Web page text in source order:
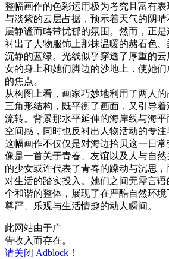
整幅画作的色彩运用极为考究且富有
与淡紫的云层占据，预示着天气的阴
层静谧而略带忧郁的氛围。然而，正
衬出了人物服饰上那抹温暖的赭石色
沉静的蓝绿。光线似乎穿透了厚重的
女的身上和她们脚边的沙地上，使她
的焦点。
从构图上看，画家巧妙地利用了两人
三角形结构，既平衡了画面，又引导
流转。背景那水平延伸的海岸线与海
空间感，同时也反衬出人物活动的专注
这幅画作不仅仅是对海边拾贝这一日
像是一首关于青春、友谊以及人与自
的少女或许代表了青春的躁动与沉思
对生活的踏实投入。她们之间无需言
个和谐的整体，展现了在严酷自然环
尊严、乐观与生活情趣的动人瞬间。
此网站由于广
告收入而存在。
请关闭 Adblock ！